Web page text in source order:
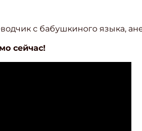
с бабушкиного языка,
сейчас!